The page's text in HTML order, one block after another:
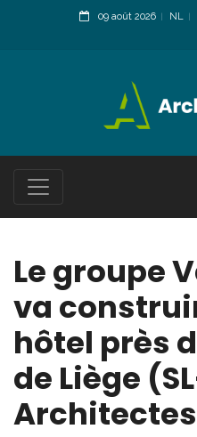
09 août 2026 NL
Le groupe
va
hôtel près
de Liège